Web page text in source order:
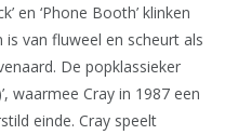
en ‘Phone Booth’ klinken
is van fluweel en scheurt als
De popklassieker
waarmee Cray in 1987 een
einde. Cray speelt